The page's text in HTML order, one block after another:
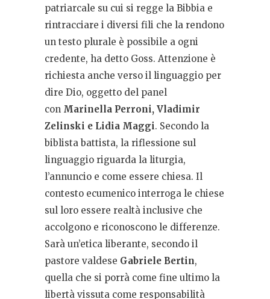
patriarcale su cui si regge la Bibbia e
rintracciare i diversi fili che la rendono
un testo plurale è possibile a ogni
credente, ha detto Goss. Attenzione è
richiesta anche verso il linguaggio per
dire Dio, oggetto del panel
con Marinella Perroni, Vladimir
Zelinski e Lidia Maggi. Secondo la
biblista battista, la riflessione sul
linguaggio riguarda la liturgia,
l’annuncio e come essere chiesa. Il
contesto ecumenico interroga le chiese
sul loro essere realtà inclusive che
accolgono e riconoscono le differenze.
Sarà un’etica liberante, secondo il
pastore valdese Gabriele Bertin,
quella che si porrà come fine ultimo la
libertà vissuta come responsabilità